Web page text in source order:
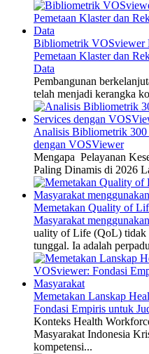
Bibliometrik VOSviewer
Pemetaan Klaster dan
Data
Pembangunan
telah menjadi kerangka
Analisis Bibliometrik 300
dengan VOSViewer
Mengapa Pelayanan
Paling Dinamis di 2026
Memetakan Quality of
Masyarakat
uality of Life (QoL) tidak
tunggal. Ia adalah
Memetakan Lanskap
Fondasi Empiris untuk
Konteks Health
Masyarakat Indonesia
kompetensi...